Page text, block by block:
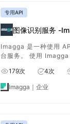
专用API
图像识别服务 -
Imagga 是一种使用
台服务。 使用
多可免费提供 2000
179次 4次
Imagga ｜企业